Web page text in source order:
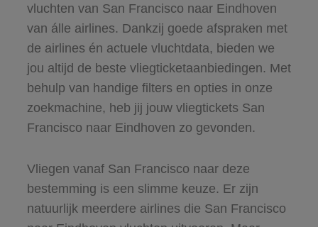
vluchten van San Francisco naar Eindhoven
van álle airlines. Dankzij goede afspraken met
de airlines én actuele vluchtdata, bieden we
jou altijd de beste vliegticketaanbiedingen. Met
behulp van handige filters en opties in onze
zoekmachine, heb jij jouw vliegtickets San
Francisco naar Eindhoven zo gevonden.
Vliegen vanaf San Francisco naar deze
bestemming is een slimme keuze. Er zijn
natuurlijk meerdere airlines die San Francisco